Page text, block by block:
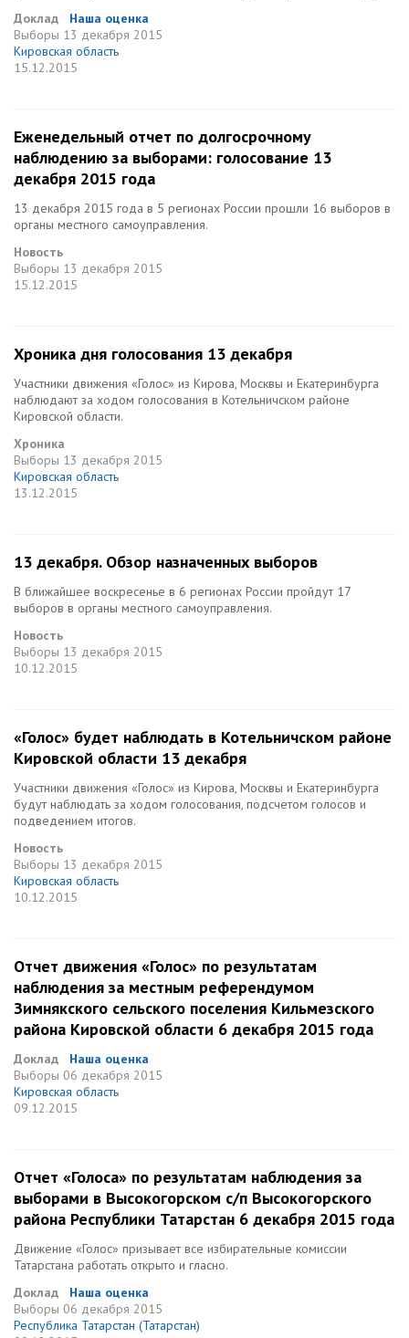
Доклад
Наша оценка
Выборы 13 декабря 2015
Кировская область
15.12.2015
Еженедельный отчет по долгосрочному
наблюдению за выборами: голосование 13
декабря 2015 года
13 декабря 2015 года в 5 регионах России прошли 16 выборов в
органы местного самоуправления.
Новость
Выборы 13 декабря 2015
15.12.2015
Хроника дня голосования 13 декабря
Участники движения «Голос» из Кирова, Москвы и Екатеринбурга
наблюдают за ходом голосования в Котельничском районе
Кировской области.
Хроника
Выборы 13 декабря 2015
Кировская область
13.12.2015
13 декабря. Обзор назначенных выборов
В ближайшее воскресенье в 6 регионах России пройдут 17
выборов в органы местного самоуправления.
Новость
Выборы 13 декабря 2015
10.12.2015
«Голос» будет наблюдать в Котельничском районе
Кировской области 13 декабря
Участники движения «Голос» из Кирова, Москвы и Екатеринбурга
будут наблюдать за ходом голосования, подсчетом голосов и
подведением итогов.
Новость
Выборы 13 декабря 2015
Кировская область
10.12.2015
Отчет движения «Голос» по результатам
наблюдения за местным референдумом
Зимнякского сельского поселения Кильмезского
района Кировской области 6 декабря 2015 года
Доклад
Наша оценка
Выборы 06 декабря 2015
Кировская область
09.12.2015
Отчет «Голоса» по результатам наблюдения за
выборами в Высокогорском с/п Высокогорского
района Республики Татарстан 6 декабря 2015 года
Движение «Голос» призывает все избирательные комиссии
Татарстана работать открыто и гласно.
Доклад
Наша оценка
Выборы 06 декабря 2015
Республика Татарстан (Татарстан)